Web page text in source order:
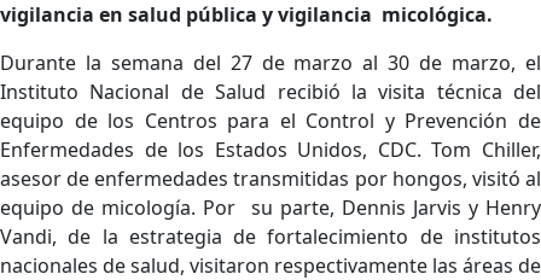
vigilancia en salud pública y vigilancia micológica.
Durante la semana del 27 de marzo al 30 de marzo, el
Instituto Nacional de Salud recibió la visita técnica del
equipo de los Centros para el Control y Prevención de
Enfermedades de los Estados Unidos, CDC. Tom Chiller,
asesor de enfermedades transmitidas por hongos, visitó al
equipo de micología. Por su parte, Dennis Jarvis y Henry
Vandi, de la estrategia de fortalecimiento de institutos
nacionales de salud, visitaron respectivamente las áreas de